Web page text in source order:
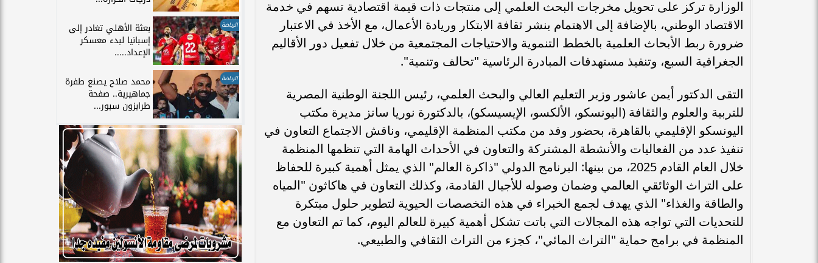
الوزارة تركز على تحويل مخرجات البحث العلمي إلى منتجات ذات قيمة اقتصادية تسهم في خدمة
الاقتصاد الوطني، بالإضافة إلى الاهتمام بنشر ثقافة الابتكار وريادة الأعمال، مع الأخذ في الاعتبار
ضرورة ربط الأبحاث العلمية بالخطط التنموية والاحتياجات المجتمعية من خلال تفعيل دور الأقاليم
الجغرافية السبع، وتنفيذ مستهدفات المبادرة الرئاسية "تحالف وتنمية".
التقى الدكتور أيمن عاشور وزير التعليم العالي والبحث العلمي، رئيس اللجنة الوطنية المصرية
للتربية والعلوم والثقافة (اليونسكو، الألكسو، الإيسيسكو)، بالدكتورة نوريا سانز مديرة مكتب
اليونسكو الإقليمي بالقاهرة، بحضور وفد من مكتب المنظمة الإقليمي، وناقش الاجتماع التعاون في
تنفيذ عدد من الفعاليات والأنشطة المشتركة والتعاون في الأحداث الهامة التي تنظمها المنظمة
خلال العام القادم 2025، من بينها: البرنامج الدولي "ذاكرة العالم" الذي يمثل أهمية كبيرة للحفاظ
على التراث الوثائقي العالمي وضمان وصوله للأجيال القادمة، وكذلك التعاون في هاكاثون "المياه
والطاقة والغذاء" الذي يهدف لجمع الخبراء في هذه التخصصات الحيوية لتطوير حلول مبتكرة
للتحديات التي تواجه هذه المجالات التي باتت تشكل أهمية كبيرة للعالم اليوم، كما تم التعاون مع
المنظمة في برامج حماية "التراث المائي"، كجزء من التراث الثقافي والطبيعي.
الرياضة بعثة الأهلي تغادر إلى
إسبانيا لبدء معسكر
الإعداد.....
الرياضة محمد صلاح يصنع طفرة
جماهيرية.. صفحة
طرابزون سبور...